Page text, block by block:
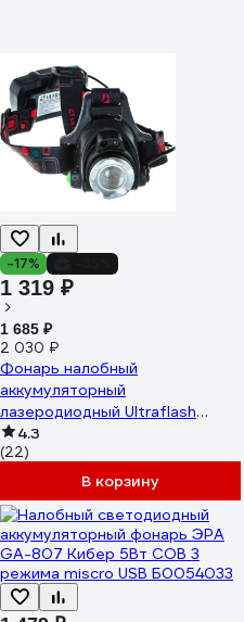
-17%
1 319 ₽
1 685 ₽
2 030 ₽
Фонарь налобный
аккумуляторный
лазеродиодный Ultraflash
E1336 3,7В, черный 13906
4.3
(22)
В корзину